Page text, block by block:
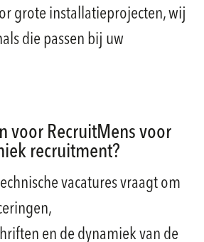
grote installatieprojecten, wij
die passen bij uw
voor RecruitMens voor
recruitment?
vacatures vraagt om
en de dynamiek van de